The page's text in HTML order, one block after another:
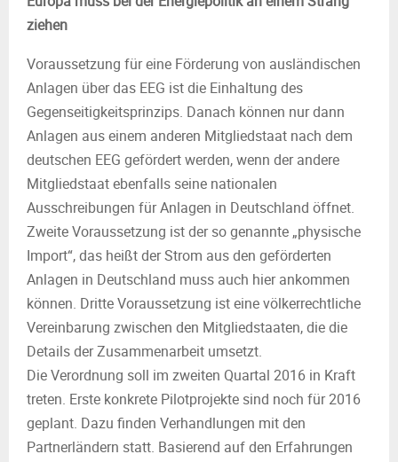
ziehen
Voraussetzung für eine Förderung von ausländischen
Anlagen über das EEG ist die Einhaltung des
Gegenseitigkeitsprinzips. Danach können nur dann
Anlagen aus einem anderen Mitgliedstaat nach dem
deutschen EEG gefördert werden, wenn der andere
Mitgliedstaat ebenfalls seine nationalen
Ausschreibungen für Anlagen in Deutschland öffnet.
Zweite Voraussetzung ist der so genannte „physische
Import“, das heißt der Strom aus den geförderten
Anlagen in Deutschland muss auch hier ankommen
können. Dritte Voraussetzung ist eine völkerrechtliche
Vereinbarung zwischen den Mitgliedstaaten, die die
Details der Zusammenarbeit umsetzt.
Die Verordnung soll im zweiten Quartal 2016 in Kraft
treten. Erste konkrete Pilotprojekte sind noch für 2016
geplant. Dazu finden Verhandlungen mit den
Partnerländern statt. Basierend auf den Erfahrungen